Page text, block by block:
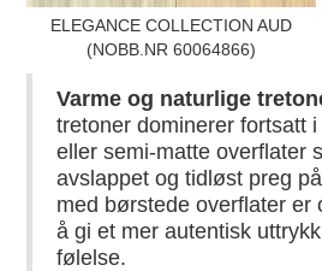
ELEGANCE COLLECTION AUD
(NOBB.NR 60064866)
Varme og naturlige
tretoner dominerer fortsatt
eller semi-matte overflater
avslappet og tidløst preg
med børstede overflater
å gi et mer autentisk
følelse.